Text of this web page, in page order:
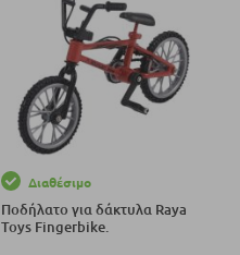
Διαθέσιμο
Ποδήλατο για δάκτυλα Raya
Toys Fingerbike.